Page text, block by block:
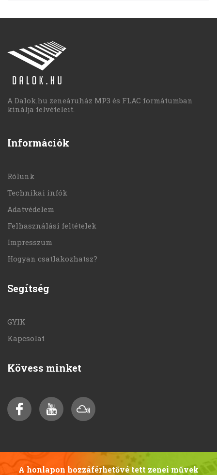
A Dalok.hu zeneáruház MP3 és FLAC formátumban
kínálja felvételeit.
Információk
Rólunk
Technikai infók
Adatvédelem
Felhasználási feltételek
Impresszum
Hogyan csatlakozhatsz?
Segítség
GYIK
Kapcsolat
Kövess minket
A honlapon hozzáférhetővé tett zenei művek